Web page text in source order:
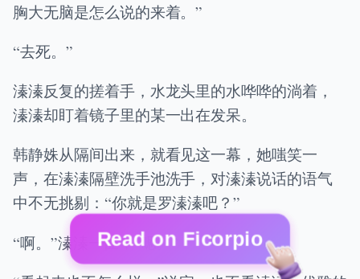
Read on Ficorpio
胸大无脑是怎么说的来着。”
“去死。”
溱溱反复的搓着手，水龙头里的水哗哗的淌着，
溱溱却盯着镜子里的某一出在发呆。
韩静姝从隔间出来，就看见这一幕，她嗤笑一
声，在溱溱隔壁洗手池洗手，对溱溱说话的语气
中不无挑剔：“你就是罗溱溱吧？”
“啊。”溱溱一怔，“嗯。”